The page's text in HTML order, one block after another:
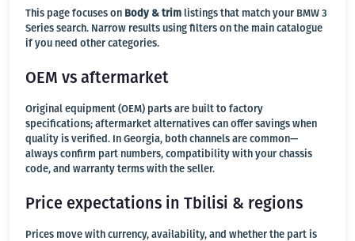
This page focuses on Body & trim listings that match your BMW 3
Series search. Narrow results using filters on the main catalogue
if you need other categories.
OEM vs aftermarket
Original equipment (OEM) parts are built to factory
specifications; aftermarket alternatives can offer savings when
quality is verified. In Georgia, both channels are common—
always confirm part numbers, compatibility with your chassis
code, and warranty terms with the seller.
Price expectations in Tbilisi & regions
Prices move with currency, availability, and whether the part is